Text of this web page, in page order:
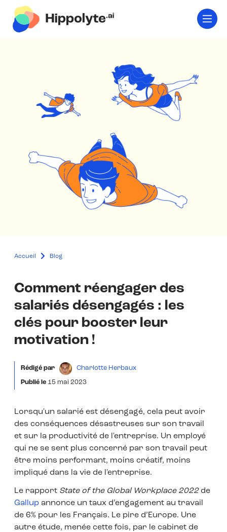
Accueil Blog
Comment réengager des
salariés désengagés : les
clés pour booster leur
motivation !
Rédigé par Charlotte Herbaux
Publié le15 mai 2023
Lorsqu'un salarié est désengagé, cela peut avoir
des conséquences désastreuses sur son travail
et sur la productivité de l'entreprise. Un employé
qui ne se sent plus concerné par son travail peut
être moins performant, moins créatif, moins
impliqué dans la vie de l'entreprise.
Le rapport State of the Global Workplace 2022de
Gallupannonce un taux d’engagement au travail
de 6% pour les Français. Le pire d’Europe. Une
autre étude, menée cette fois, par le cabinet de